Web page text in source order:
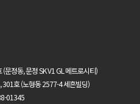
정동, 문정 SK V1 GL 메트로시티)
301호 (노형동 2577-4 세흔빌딩)
01345